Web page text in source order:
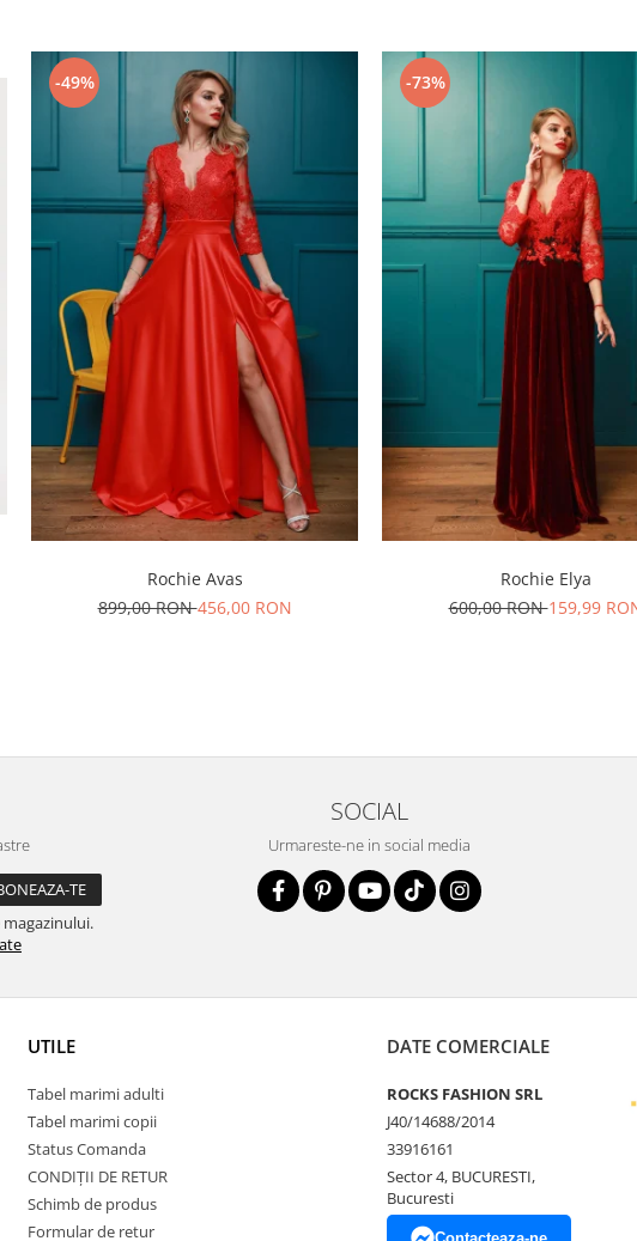
-49%
Rochie Avas
899,00 RON456,00 RON
-73%
Rochie Elya
600,00 RON159,99
SOCIAL
Urmareste-ne in social media
UTILE
Tabel marimi adulti
Tabel marimi copii
Status Comanda
CONDIȚII DE RETUR
Schimb de produs
Formular de retur
DATE COMERCIALE
ROCKS FASHION SRL
J40/14688/2014
33916161
Sector 4, BUCURESTI,
Bucuresti